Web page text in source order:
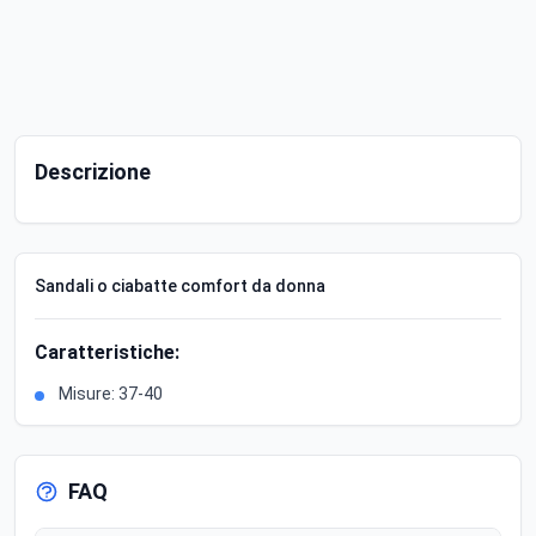
Descrizione
Sandali o ciabatte comfort da donna
Caratteristiche:
Misure: 37-40
FAQ